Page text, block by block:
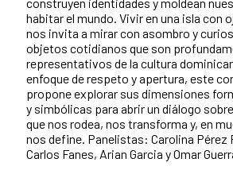
habitar el mundo. Vivir en una isla con
nos invita a mirar con asombro y
objetos cotidianos que son
representativos de la cultura
enfoque de respeto y apertura, este
propone explorar sus dimensiones
y simbólicas para abrir un diálogo
que nos rodea, nos transforma y, en
nos define. Panelistas: Carolina Pérez
Carlos Fanes, Arian Garcia y Omar